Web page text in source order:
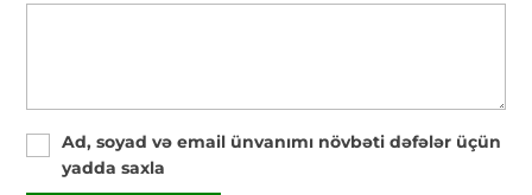
Ad, soyad və email ünvanımı növbəti dəfələr üçün
yadda saxla